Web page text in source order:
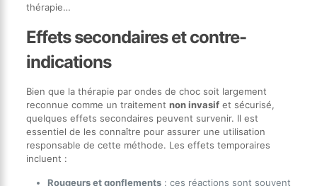
thérapie…
Effets secondaires et contre-
indications
Bien que la thérapie par ondes de choc soit largement
reconnue comme un traitement non invasifet sécurisé,
quelques effets secondaires peuvent survenir. Il est
essentiel de les connaître pour assurer une utilisation
responsable de cette méthode. Les effets temporaires
incluent :
Rougeurs et gonflements: ces réactions sont souvent